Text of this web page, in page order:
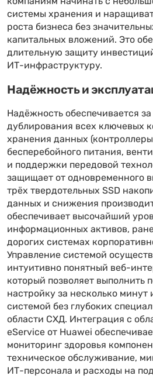
системы хранения и
роста бизнеса без
капитальных вложений. Это
длительную защиту
ИТ-инфраструктуру.
Надёжность и
Надёжность обеспечивается
дублирования всех ключевых
хранения данных
бесперебойного питания,
и поддержки передовой
защищает от одновременного
трёх твердотельных SSD
данных и снижения
обеспечивает высочайший
информационных активов,
дорогих системах
Управление системой
интуитивно понятный веб-
который позволяет выполнить
настройку за несколько минут
системой без глубоких
области СХД. Интеграция с
eService от Huawei
мониторинг здоровья
техническое обслуживание,
ИТ-персонала и расходы на